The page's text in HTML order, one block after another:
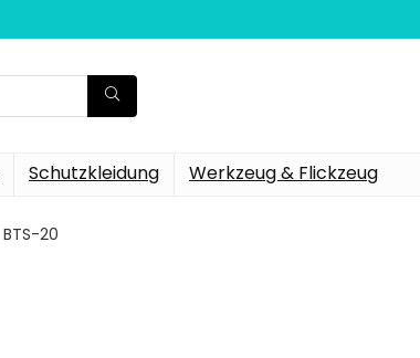
Schutzkleidung Werkzeug & Flickzeug
‎BTS-20